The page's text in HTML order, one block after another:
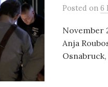
Posted on 6
November
Anja